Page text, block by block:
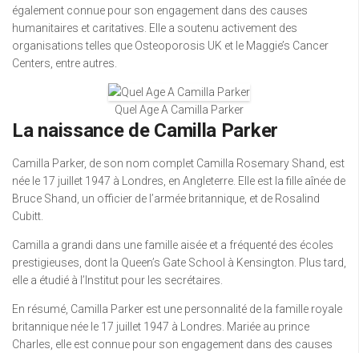
également connue pour son engagement dans des causes
humanitaires et caritatives. Elle a soutenu activement des
organisations telles que Osteoporosis UK et le Maggie’s Cancer
Centers, entre autres.
Quel Age A Camilla Parker
La naissance de Camilla Parker
Camilla Parker, de son nom complet Camilla Rosemary Shand, est
née le 17 juillet 1947 à Londres, en Angleterre. Elle est la fille aînée de
Bruce Shand, un officier de l’armée britannique, et de Rosalind
Cubitt.
Camilla a grandi dans une famille aisée et a fréquenté des écoles
prestigieuses, dont la Queen’s Gate School à Kensington. Plus tard,
elle a étudié à l’Institut pour les secrétaires.
En résumé, Camilla Parker est une personnalité de la famille royale
britannique née le 17 juillet 1947 à Londres. Mariée au prince
Charles, elle est connue pour son engagement dans des causes